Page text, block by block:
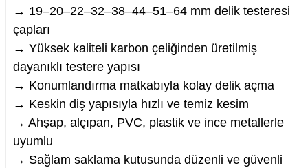
→ 19–20–22–32–38–44–51–64 mm delik testeresi
çapları
→ Yüksek kaliteli karbon çeliğinden üretilmiş
dayanıklı testere yapısı
→ Konumlandırma matkabıyla kolay delik açma
→ Keskin diş yapısıyla hızlı ve temiz kesim
→ Ahşap, alçıpan, PVC, plastik ve ince metallerle
uyumlu
→ Sağlam saklama kutusunda düzenli ve güvenli